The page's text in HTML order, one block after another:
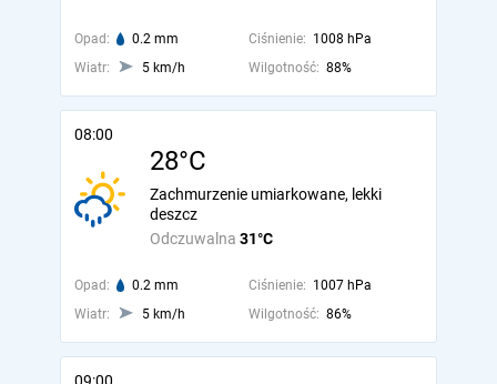
Opad: 0.2 mm Ciśnienie: 1008 hPa
Wiatr:
5 km/h Wilgotność: 88%
08:00
28°C
Odczuwalna 31°C
Zachmurzenie umiarkowane, lekki
deszcz
Opad: 0.2 mm Ciśnienie: 1007 hPa
Wiatr:
5 km/h Wilgotność: 86%